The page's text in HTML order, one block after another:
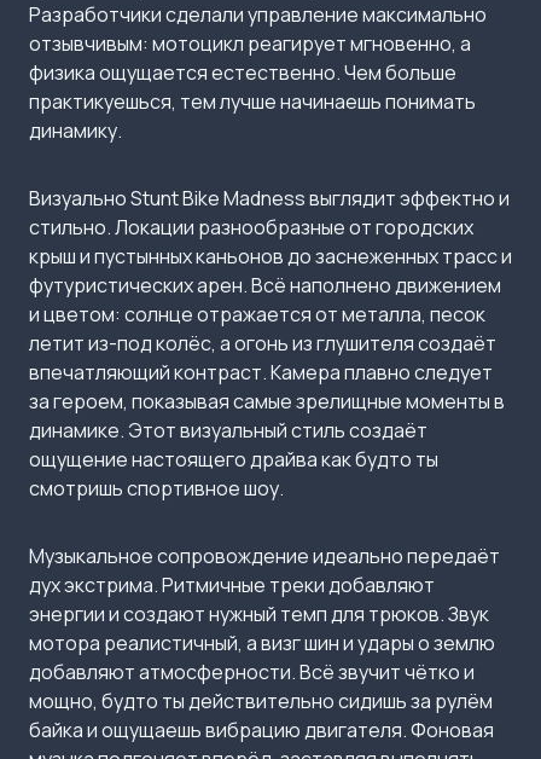
Разработчики сделали управление максимально
отзывчивым: мотоцикл реагирует мгновенно, а
физика ощущается естественно. Чем больше
практикуешься, тем лучше начинаешь понимать
динамику.
Визуально Stunt Bike Madness выглядит эффектно и
стильно. Локации разнообразные от городских
крыш и пустынных каньонов до заснеженных трасс и
футуристических арен. Всё наполнено движением
и цветом: солнце отражается от металла, песок
летит из-под колёс, а огонь из глушителя создаёт
впечатляющий контраст. Камера плавно следует
за героем, показывая самые зрелищные моменты в
динамике. Этот визуальный стиль создаёт
ощущение настоящего драйва как будто ты
смотришь спортивное шоу.
Музыкальное сопровождение идеально передаёт
дух экстрима. Ритмичные треки добавляют
энергии и создают нужный темп для трюков. Звук
мотора реалистичный, а визг шин и удары о землю
добавляют атмосферности. Всё звучит чётко и
мощно, будто ты действительно сидишь за рулём
байка и ощущаешь вибрацию двигателя. Фоновая